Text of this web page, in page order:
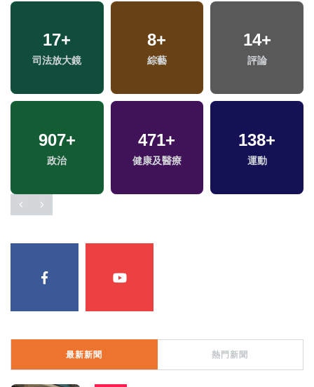
17+
司法放大鏡
8+
綜藝
14+
評論
907+
政治
471+
健康及醫療
138+
運動
最新新聞 熱門新聞